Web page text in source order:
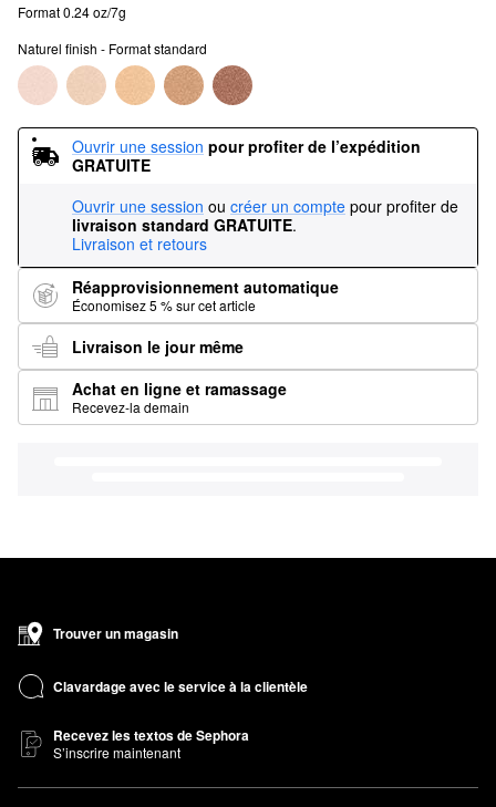
Format 0.24 oz/7g
Naturel finish - Format standard
Ouvrir une session pour profiter de l’expédition
GRATUITE
Ouvrir une session ou créer un compte pour profiter de
livraison standard GRATUITE.
Livraison et retours
Réapprovisionnement automatique
Économisez 5 % sur cet article
Livraison le jour même
Achat en ligne et ramassage
Recevez-la demain
Trouver un magasin
Clavardage avec le service à la clientèle
Recevez les textos de Sephora
S’inscrire maintenant